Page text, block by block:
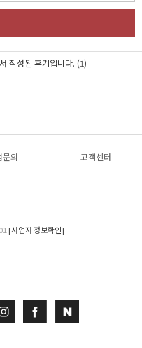
작성된 후기입니다. (1)
문의 고객센터
[사업자 정보확인]